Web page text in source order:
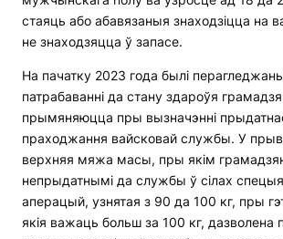
стаяць або абавязаныя знаходзіцца на
не знаходзяцца ў запасе.
На пачатку 2023 года былі
патрабаванні да стану здароўя
прымяняюцца пры вызначэнні
праходжання вайсковай службы. У
верхняя мяжа масы, пры якім
непрыдатнымі да службы ў сілах
аперацый, узнятая з 90 да 100 кг, пры
якія важаць больш за 100 кг,